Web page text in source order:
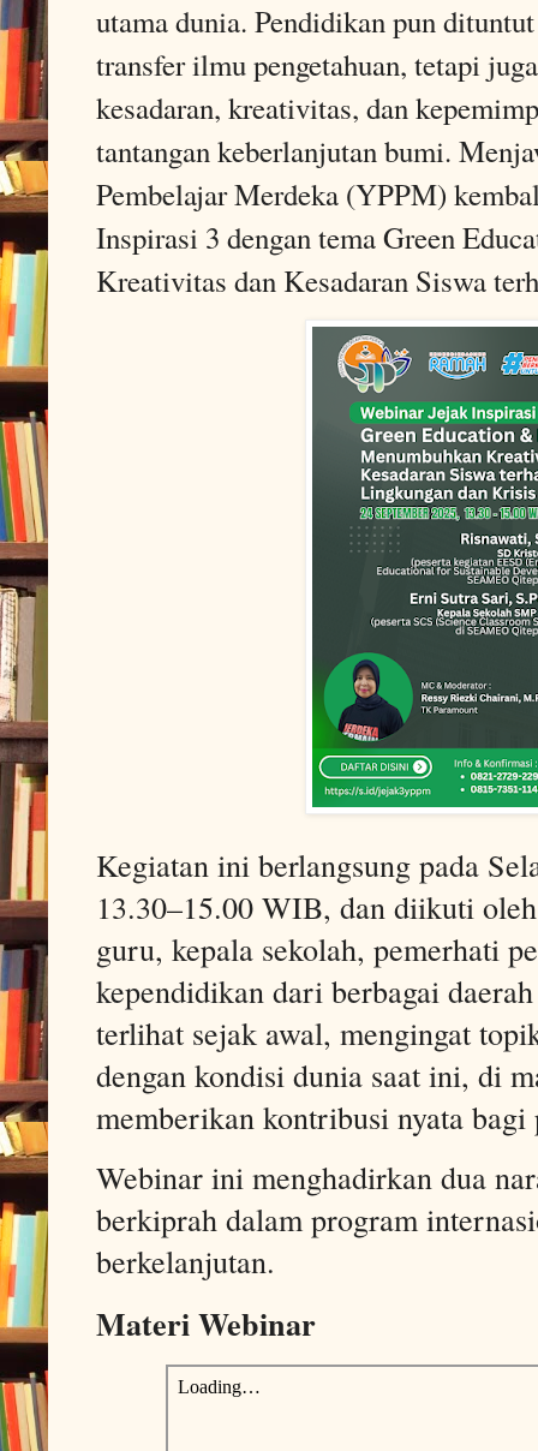
utama dunia. Pendidikan pun
transfer ilmu pengetahuan, tetapi
kesadaran, kreativitas, dan
tantangan keberlanjutan bumi.
Pembelajar Merdeka (YPPM)
Inspirasi 3 dengan tema Green
Kreativitas dan Kesadaran Siswa
Kegiatan ini berlangsung pada
13.30–15.00 WIB, dan diikuti
guru, kepala sekolah, pemerhati
kependidikan dari berbagai
terlihat sejak awal, mengingat
dengan kondisi dunia saat ini, di
memberikan kontribusi nyata
Webinar ini menghadirkan dua
berkiprah dalam program
berkelanjutan.
Materi Webinar